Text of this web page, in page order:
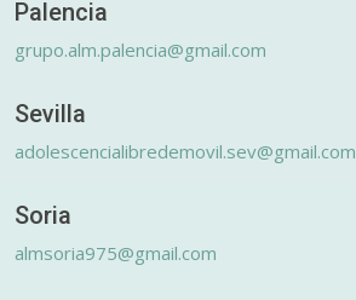
Palencia
grupo.alm.palencia@gmail.com
Sevilla
adolescencialibredemovil.sev@gmail.com
Soria
almsoria975@gmail.com